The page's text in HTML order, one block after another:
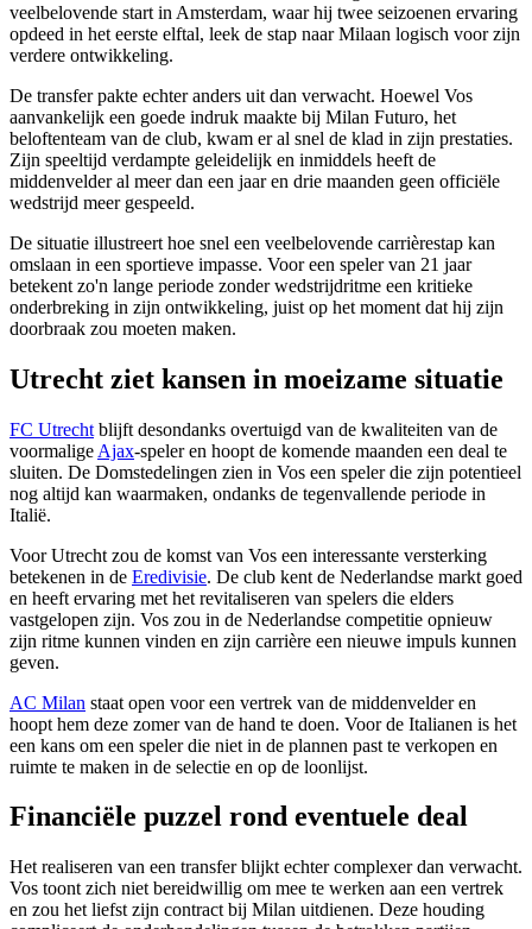
veelbelovende start in Amsterdam, waar hij twee seizoenen ervaring
opdeed in het eerste elftal, leek de stap naar Milaan logisch voor zijn
verdere ontwikkeling.
De transfer pakte echter anders uit dan verwacht. Hoewel Vos
aanvankelijk een goede indruk maakte bij Milan Futuro, het
beloftenteam van de club, kwam er al snel de klad in zijn prestaties.
Zijn speeltijd verdampte geleidelijk en inmiddels heeft de
middenvelder al meer dan een jaar en drie maanden geen officiële
wedstrijd meer gespeeld.
De situatie illustreert hoe snel een veelbelovende carrièrestap kan
omslaan in een sportieve impasse. Voor een speler van 21 jaar
betekent zo'n lange periode zonder wedstrijdritme een kritieke
onderbreking in zijn ontwikkeling, juist op het moment dat hij zijn
doorbraak zou moeten maken.
Utrecht ziet kansen in moeizame situatie
FC Utrecht blijft desondanks overtuigd van de kwaliteiten van de
voormalige Ajax-speler en hoopt de komende maanden een deal te
sluiten. De Domstedelingen zien in Vos een speler die zijn potentieel
nog altijd kan waarmaken, ondanks de tegenvallende periode in
Italië.
Voor Utrecht zou de komst van Vos een interessante versterking
betekenen in de Eredivisie. De club kent de Nederlandse markt goed
en heeft ervaring met het revitaliseren van spelers die elders
vastgelopen zijn. Vos zou in de Nederlandse competitie opnieuw
zijn ritme kunnen vinden en zijn carrière een nieuwe impuls kunnen
geven.
AC Milan staat open voor een vertrek van de middenvelder en
hoopt hem deze zomer van de hand te doen. Voor de Italianen is het
een kans om een speler die niet in de plannen past te verkopen en
ruimte te maken in de selectie en op de loonlijst.
Financiële puzzel rond eventuele deal
Het realiseren van een transfer blijkt echter complexer dan verwacht.
Vos toont zich niet bereidwillig om mee te werken aan een vertrek
en zou het liefst zijn contract bij Milan uitdienen. Deze houding